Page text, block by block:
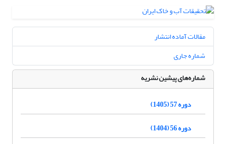
مقالات آماده انتشار
شماره جاری
شماره‌های پیشین نشریه
دوره 57 (1405)
دوره 56 (1404)